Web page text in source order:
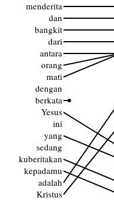
menderita
dan
bangkit
dari
antara
orang
mati
dengan
berkata
Yesus
ini
yang
sedang
kuberitakan
kepadamu
adalah
Kristus